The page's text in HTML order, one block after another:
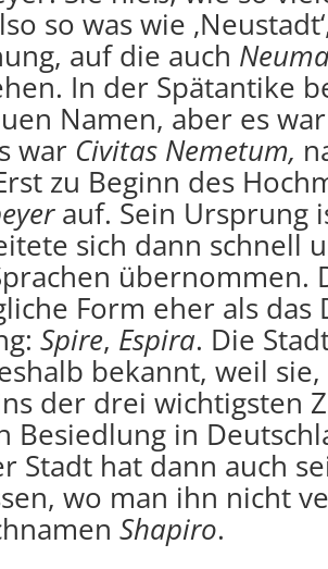
so was wie
auf die auch
In der Spätantike
Namen, aber es
war Civitas Nemetum,
zu Beginn des
auf. Sein Ursprung
sich dann schnell
übernommen.
Form eher als das
Spire, Espira. Die
bekannt, weil
der drei wichtigsten
Besiedlung in
Stadt hat dann auch
wo man ihn nicht
Shapiro.